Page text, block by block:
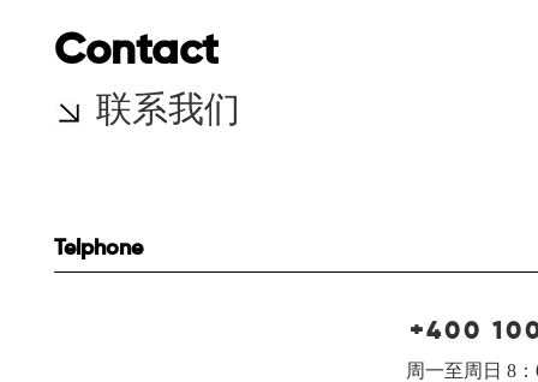
Contact
联系我们
Telphone
+400
周一至周日 8